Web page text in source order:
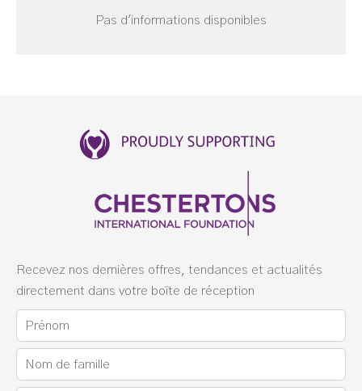
Pas d'informations disponibles
Recevez nos dernières offres, tendances et actualités
directement dans votre boîte de réception